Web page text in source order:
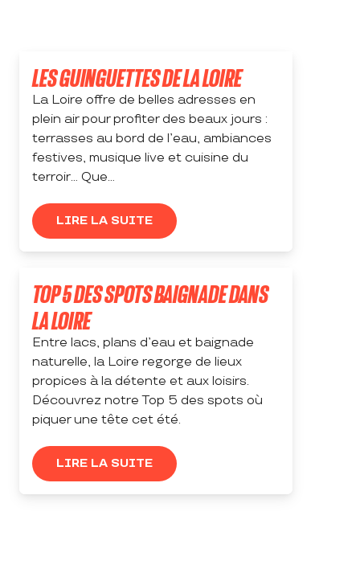
LES GUINGUETTES DE LA LOIRE
La Loire offre de belles adresses en
plein air pour profiter des beaux jours :
terrasses au bord de l’eau, ambiances
festives, musique live et cuisine du
terroir… Que...
LIRE LA SUITE
TOP 5 DES SPOTS BAIGNADE DANS
LA LOIRE
Entre lacs, plans d’eau et baignade
naturelle, la Loire regorge de lieux
propices à la détente et aux loisirs.
Découvrez notre Top 5 des spots où
piquer une tête cet été.
LIRE LA SUITE